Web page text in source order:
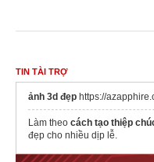
TIN TÀI TRỢ
ảnh 3d đẹp https://
Làm theo cách tạo thiệp
đẹp cho nhiều dịp lễ.